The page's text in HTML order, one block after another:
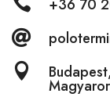
+36 70

